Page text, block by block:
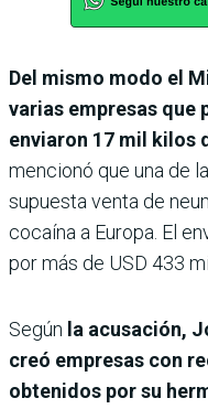
Del mismo modo el
varias empresas que
enviaron 17 mil kilos
mencionó que una de
supuesta venta de
cocaína a Europa. El
por más de USD 433
Según la acusación,
creó empresas con
obtenidos por su